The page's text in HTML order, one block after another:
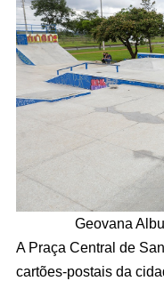
Geovana
A Praça Central de
cartões-postais da